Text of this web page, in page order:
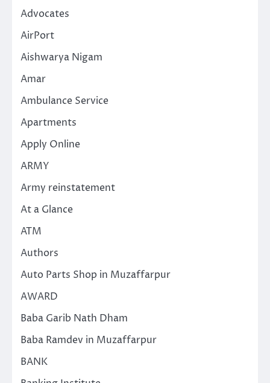
Advocates
AirPort
Aishwarya Nigam
Amar
Ambulance Service
Apartments
Apply Online
ARMY
Army reinstatement
At a Glance
ATM
Authors
Auto Parts Shop in Muzaffarpur
AWARD
Baba Garib Nath Dham
Baba Ramdev in Muzaffarpur
BANK